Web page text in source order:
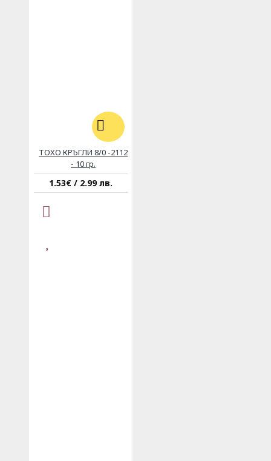
ТОХО КРЪГЛИ 8/0 -2112
- 10 гр.
1.53€ / 2.99 лв.